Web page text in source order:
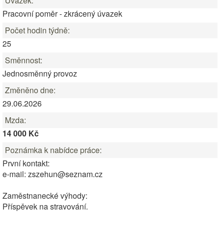
Pracovní poměr - zkrácený úvazek
Počet hodin týdně:
25
Směnnost:
Jednosměnný provoz
Změněno dne:
29.06.2026
Mzda:
14 000 Kč
Poznámka k nabídce práce:
První kontakt:
e-mail: zszehun@seznam.cz
Zaměstnanecké výhody:
Příspěvek na stravování.